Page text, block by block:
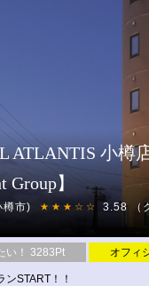
ATLANTIS 小樽
Group】
樽市) ★★★☆☆ 3.58
い！ 3283Pt オフィ
ンSTART！！